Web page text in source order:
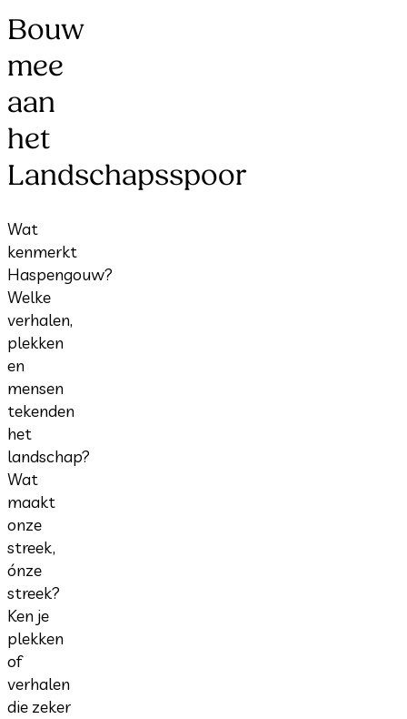
Bouw
mee
aan
het
Landschapsspoor
Wat
kenmerkt
Haspengouw?
Welke
verhalen,
plekken
en
mensen
tekenden
het
landschap?
Wat
maakt
onze
streek,
ónze
streek?
Ken je
plekken
of
verhalen
die zeker